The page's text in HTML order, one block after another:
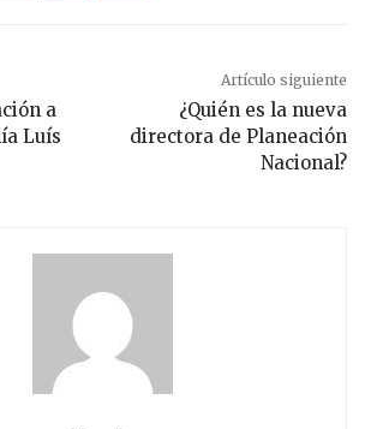
a
Luís
Artículo siguiente
¿Quién es la nueva
directora de Planeación
Nacional?